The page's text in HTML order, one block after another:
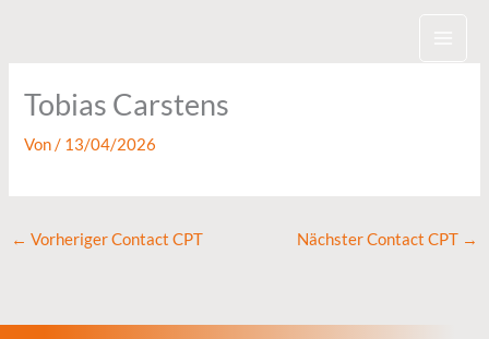
Tobias Carstens
Von/ 13/04/2026
← Vorheriger Contact CPT Nächster Contact CPT →